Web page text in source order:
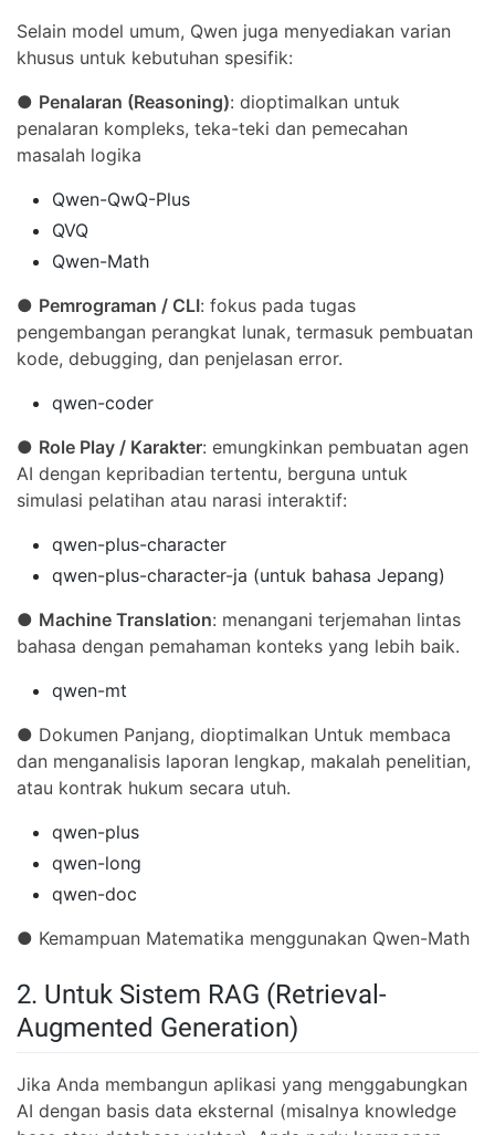
Selain model umum, Qwen juga menyediakan varian
khusus untuk kebutuhan spesifik:
● Penalaran (Reasoning): dioptimalkan untuk
penalaran kompleks, teka-teki dan pemecahan
masalah logika
Qwen-QwQ-Plus
QVQ
Qwen-Math
● Pemrograman / CLI: fokus pada tugas
pengembangan perangkat lunak, termasuk pembuatan
kode, debugging, dan penjelasan error.
qwen-coder
● Role Play / Karakter: emungkinkan pembuatan agen
AI dengan kepribadian tertentu, berguna untuk
simulasi pelatihan atau narasi interaktif:
qwen-plus-character
qwen-plus-character-ja (untuk bahasa Jepang)
● Machine Translation: menangani terjemahan lintas
bahasa dengan pemahaman konteks yang lebih baik.
qwen-mt
● Dokumen Panjang, dioptimalkan Untuk membaca
dan menganalisis laporan lengkap, makalah penelitian,
atau kontrak hukum secara utuh.
qwen-plus
qwen-long
qwen-doc
● Kemampuan Matematika menggunakan Qwen-Math
2. Untuk Sistem RAG (Retrieval-
Augmented Generation)
Jika Anda membangun aplikasi yang menggabungkan
AI dengan basis data eksternal (misalnya knowledge